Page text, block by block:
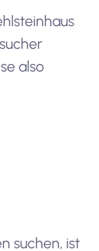
also
suchen, ist